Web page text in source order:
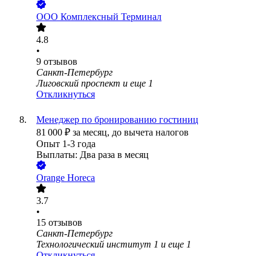
ООО Комплексный Терминал
4.8
•
9 отзывов
Санкт-Петербург
Лиговский проспект и еще 1
Откликнуться
Менеджер по бронированию гостиниц
81 000 ₽ за месяц, до вычета налогов
Опыт 1-3 года
Выплаты: Два раза в месяц
Orange Horeca
3.7
•
15 отзывов
Санкт-Петербург
Технологический институт 1 и еще 1